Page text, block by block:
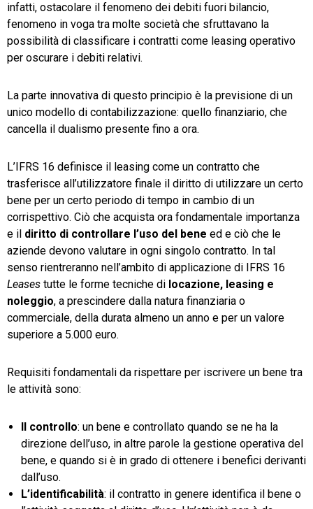
infatti, ostacolare il fenomeno dei debiti fuori bilancio,
fenomeno in voga tra molte società che sfruttavano la
possibilità di classificare i contratti come leasing operativo
per oscurare i debiti relativi.
La parte innovativa di questo principio è la previsione di un
unico modello di contabilizzazione: quello finanziario, che
cancella il dualismo presente fino a ora.
L’IFRS 16 definisce il leasing come un contratto che
trasferisce all’utilizzatore finale il diritto di utilizzare un certo
bene per un certo periodo di tempo in cambio di un
corrispettivo. Ciò che acquista ora fondamentale importanza
e il diritto di controllare l’uso del bene ed e ciò che le
aziende devono valutare in ogni singolo contratto. In tal
senso rientreranno nell’ambito di applicazione di IFRS 16
Leases tutte le forme tecniche di locazione, leasing e
noleggio, a prescindere dalla natura finanziaria o
commerciale, della durata almeno un anno e per un valore
superiore a 5.000 euro.
Requisiti fondamentali da rispettare per iscrivere un bene tra
le attività sono:
Il controllo: un bene e controllato quando se ne ha la
direzione dell’uso, in altre parole la gestione operativa del
bene, e quando si è in grado di ottenere i benefici derivanti
dall’uso.
L’identificabilità: il contratto in genere identifica il bene o